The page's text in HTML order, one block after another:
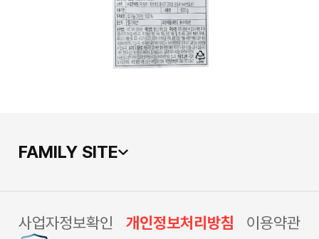
FAMILY SITE
사업자정보확인 개인정보처리방침 이용약관